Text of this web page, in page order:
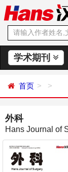
学术期刊
首页
外科
Hans Journal of